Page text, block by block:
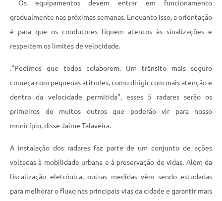
Os equipamentos devem entrar em funcionamento
gradualmente nas próximas semanas. Enquanto isso, a orientação
é para que os condutores fiquem atentos às sinalizações e
respeitem os limites de velocidade.
.“Pedimos que todos colaborem. Um trânsito mais seguro
começa com pequenas atitudes, como dirigir com mais atenção e
dentro da velocidade permitida”, esses 5 radares serão os
primeiros de muitos outros que poderão vir para nosso
município, disse Jaime Talaveira.
A instalação dos radares faz parte de um conjunto de ações
voltadas à mobilidade urbana e à preservação de vidas. Além da
fiscalização eletrônica, outras medidas vêm sendo estudadas
para melhorar o fluxo nas principais vias da cidade e garantir mais